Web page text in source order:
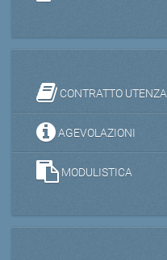
CONTRATTO UTENZA
AGEVOLAZIONI
MODULISTICA